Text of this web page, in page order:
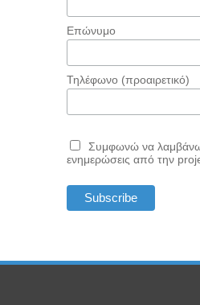
Επώνυμο
Τηλέφωνο (προαιρετικό)
Συμφωνώ να λαμβάνω
ενημερώσεις από την